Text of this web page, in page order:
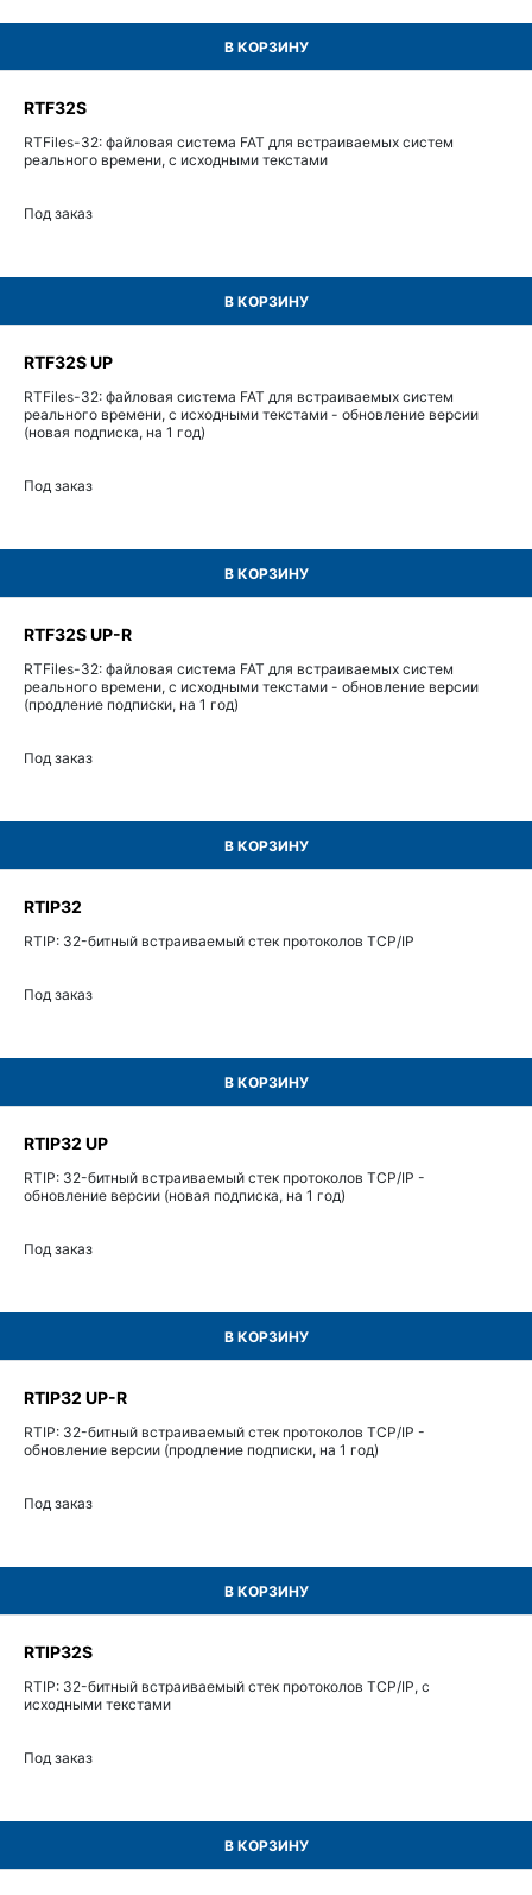
В КОРЗИНУ
RTF32S
RTFiles-32: файловая система FAT для встраиваемых систем
реального времени, с исходными текстами
Под заказ
В КОРЗИНУ
RTF32S UP
RTFiles-32: файловая система FAT для встраиваемых систем
реального времени, с исходными текстами - обновление версии
(новая подписка, на 1 год)
Под заказ
В КОРЗИНУ
RTF32S UP-R
RTFiles-32: файловая система FAT для встраиваемых систем
реального времени, с исходными текстами - обновление версии
(продление подписки, на 1 год)
Под заказ
В КОРЗИНУ
RTIP32
RTIP: 32-битный встраиваемый стек протоколов TCP/IP
Под заказ
В КОРЗИНУ
RTIP32 UP
RTIP: 32-битный встраиваемый стек протоколов TCP/IP -
обновление версии (новая подписка, на 1 год)
Под заказ
В КОРЗИНУ
RTIP32 UP-R
RTIP: 32-битный встраиваемый стек протоколов TCP/IP -
обновление версии (продление подписки, на 1 год)
Под заказ
В КОРЗИНУ
RTIP32S
RTIP: 32-битный встраиваемый стек протоколов TCP/IP, с
исходными текстами
Под заказ
В КОРЗИНУ